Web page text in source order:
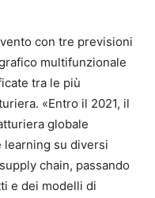
con tre previsioni
multifunzionale
tra le più
«Entro il 2021, il
globale
learning su diversi
chain, passando
e dei modelli di